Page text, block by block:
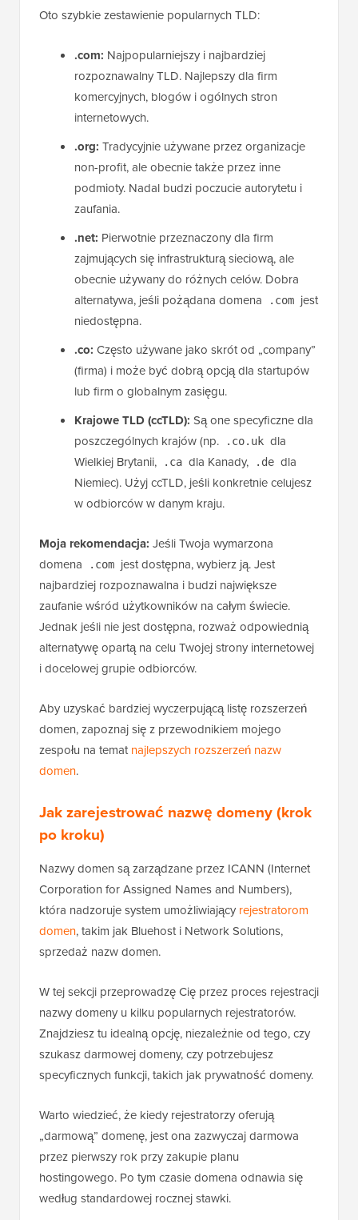
Oto szybkie zestawienie popularnych TLD:
.com: Najpopularniejszy i najbardziej
rozpoznawalny TLD. Najlepszy dla firm
komercyjnych, blogów i ogólnych stron
internetowych.
.org: Tradycyjnie używane przez organizacje
non-profit, ale obecnie także przez inne
podmioty. Nadal budzi poczucie autorytetu i
zaufania.
.net: Pierwotnie przeznaczony dla firm
zajmujących się infrastrukturą sieciową, ale
obecnie używany do różnych celów. Dobra
alternatywa, jeśli pożądana domena
.com jest
niedostępna.
.co: Często używane jako skrót od „company”
(firma) i może być dobrą opcją dla startupów
lub firm o globalnym zasięgu.
Krajowe TLD (ccTLD): Są one specyficzne dla
poszczególnych krajów (np.
.co.uk dla
Wielkiej Brytanii,
.ca dla Kanady, .de dla
Niemiec). Użyj ccTLD, jeśli konkretnie celujesz
w odbiorców w danym kraju.
Moja rekomendacja: Jeśli Twoja wymarzona
domena
.com jest dostępna, wybierz ją. Jest
najbardziej rozpoznawalna i budzi największe
zaufanie wśród użytkowników na całym świecie.
Jednak jeśli nie jest dostępna, rozważ odpowiednią
alternatywę opartą na celu Twojej strony internetowej
i docelowej grupie odbiorców.
Aby uzyskać bardziej wyczerpującą listę rozszerzeń
domen, zapoznaj się z przewodnikiem mojego
zespołu na tematnajlepszych rozszerzeń nazw
domen.
Jak zarejestrować nazwę domeny (krok
po kroku)
Nazwy domen są zarządzane przez ICANN (Internet
Corporation for Assigned Names and Numbers),
która nadzoruje system umożliwiający rejestratorom
domen, takim jak Bluehost i Network Solutions,
sprzedaż nazw domen.
W tej sekcji przeprowadzę Cię przez proces rejestracji
nazwy domeny u kilku popularnych rejestratorów.
Znajdziesz tu idealną opcję, niezależnie od tego, czy
szukasz darmowej domeny, czy potrzebujesz
specyficznych funkcji, takich jak prywatność domeny.
Warto wiedzieć, że kiedy rejestratorzy oferują
„darmową” domenę, jest ona zazwyczaj darmowa
przez pierwszy rok przy zakupie planu
hostingowego. Po tym czasie domena odnawia się
według standardowej rocznej stawki.